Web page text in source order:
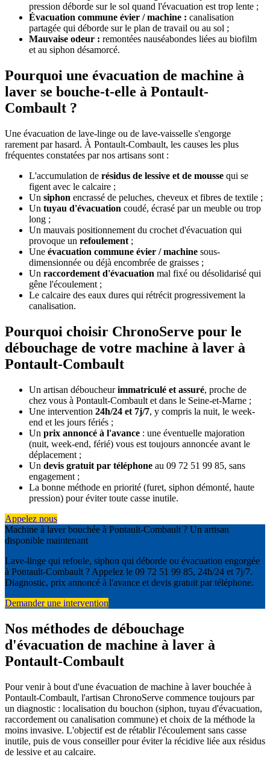
pression déborde sur le sol quand l'évacuation est trop lente ;
Évacuation commune évier / machine : canalisation
partagée qui déborde sur le plan de travail ou au sol ;
Mauvaise odeur : remontées nauséabondes liées au biofilm
et au siphon désamorcé.
Pourquoi une évacuation de machine à
laver se bouche-t-elle à Pontault-
Combault ?
Une évacuation de lave-linge ou de lave-vaisselle s'engorge
rarement par hasard. À Pontault-Combault, les causes les plus
fréquentes constatées par nos artisans sont :
L'accumulation de résidus de lessive et de mousse qui se
figent avec le calcaire ;
Un siphon encrassé de peluches, cheveux et fibres de textile ;
Un tuyau d'évacuation coudé, écrasé par un meuble ou trop
long ;
Un mauvais positionnement du crochet d'évacuation qui
provoque un refoulement ;
Une évacuation commune évier / machine sous-
dimensionnée ou déjà encombrée de graisses ;
Un raccordement d'évacuation mal fixé ou désolidarisé qui
gêne l'écoulement ;
Le calcaire des eaux dures qui rétrécit progressivement la
canalisation.
Pourquoi choisir ChronoServe pour le
débouchage de votre machine à laver à
Pontault-Combault
Un artisan déboucheurimmatriculé et assuré, proche de
chez vous à Pontault-Combault et dans le Seine-et-Marne ;
Une intervention 24h/24 et 7j/7, y compris la nuit, le week-
end et les jours fériés ;
Un prix annoncé à l'avance : une éventuelle majoration
(nuit, week-end, férié) vous est toujours annoncée avant le
déplacement ;
Un devis gratuit par téléphone au 09 72 51 99 85, sans
engagement ;
La bonne méthode en priorité (furet, siphon démonté, haute
pression) pour éviter toute casse inutile.
Appelez nous
Machine à laver bouchée à Pontault-Combault ? Un artisan
disponible maintenant
Lave-linge qui refoule, siphon qui déborde ou évacuation engorgée
à Pontault-Combault ? Appelez le 09 72 51 99 85, 24h/24 et 7j/7.
Diagnostic, prix annoncé à l'avance et devis gratuit par téléphone.
Demander une intervention
Nos méthodes de débouchage
d'évacuation de machine à laver à
Pontault-Combault
Pour venir à bout d'une évacuation de machine à laver bouchée à
Pontault-Combault, l'artisan ChronoServe commence toujours par
un diagnostic : localisation du bouchon (siphon, tuyau d'évacuation,
raccordement ou canalisation commune) et choix de la méthode la
moins invasive. L'objectif est de rétablir l'écoulement sans casse
inutile, puis de vous conseiller pour éviter la récidive liée aux résidus
de lessive et au calcaire.